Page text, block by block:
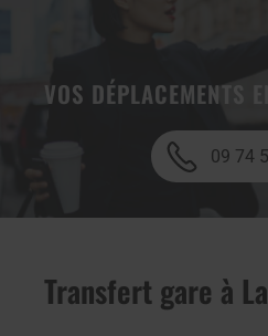
VOS DÉPLACEMENTS
09 74
Transfert gare à